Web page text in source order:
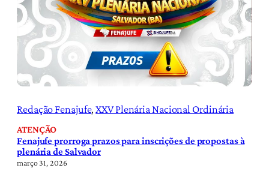
Redação Fenajufe, XXV Plenária Nacional Ordinária
ATENÇÃO
Fenajufe prorroga prazos para inscrições de propostas à
plenária de Salvador
março 31, 2026